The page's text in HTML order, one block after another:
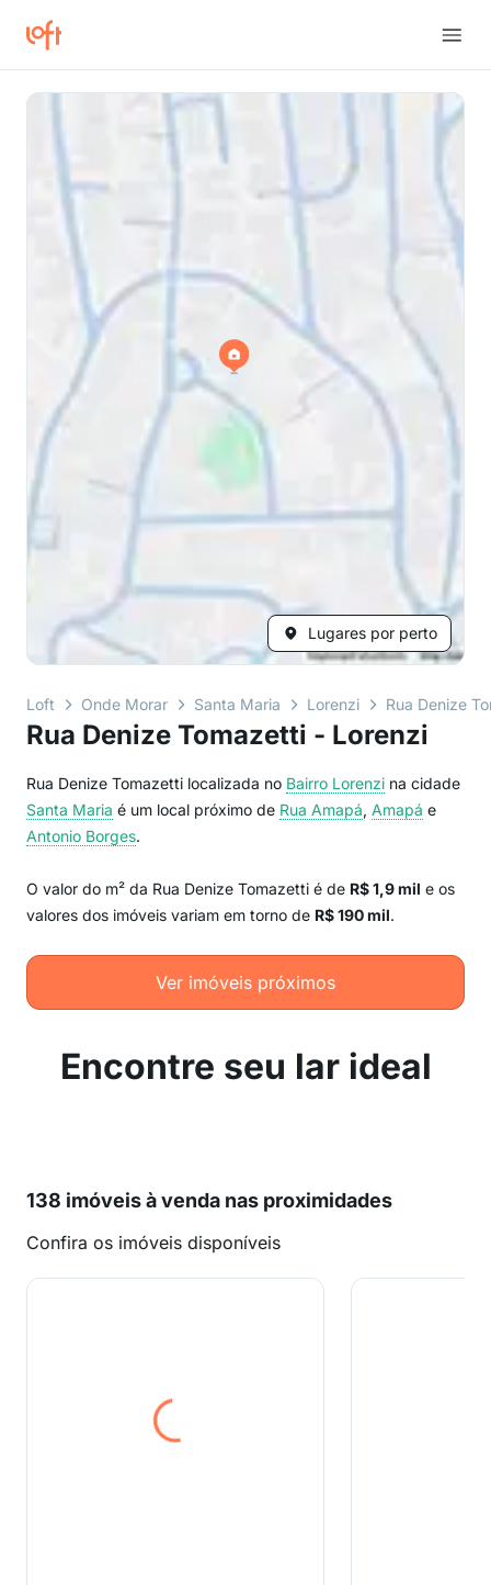
Lugares por perto
Loft Onde Morar Santa Maria Lorenzi Rua Denize
Rua Denize Tomazetti - Lorenzi
Rua Denize Tomazetti localizada no Bairro Lorenzi na cidade
Santa Maria é um local próximo de Rua Amapá, Amapá e
Antonio Borges.
O valor do m² da Rua Denize Tomazetti é de R$ 1,9 mil e os
valores dos imóveis variam em torno de R$ 190 mil.
Ver imóveis próximos
Encontre seu lar ideal
138 imóveis à venda nas proximidades
Confira os imóveis disponíveis